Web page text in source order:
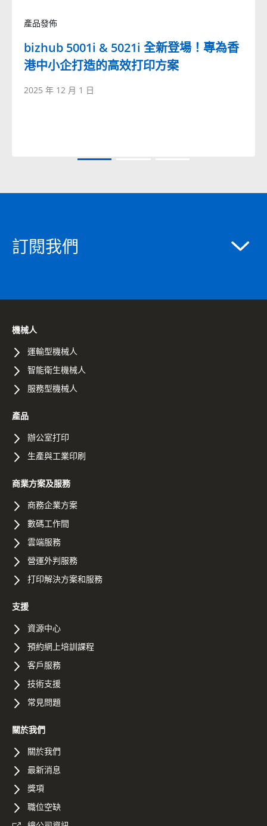
產品發佈
bizhub 5001i & 5021i 全新登場！專為香
港中小企打造的高效打印方案
2025 年 12 月 1 日
訂閱我們
機械人
運輸型機械人
智能衛生機械人
服務型機械人
產品
辦公室打印
生產與工業印刷
商業方案及服務
商務企業方案
數碼工作間
雲端服務
營運外判服務
打印解決方案和服務
支援
資源中心
預約網上培訓課程
客戶服務
技術支援
常見問題
關於我們
關於我們
最新消息
獎項
職位空缺